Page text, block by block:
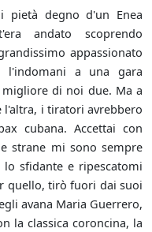
pietà degno d'un Enea
andato scoprendo
appassionato
l'indomani a una gara
di noi due. Ma a
l'altra, i tiratori avrebbero
cubana. Accettai con
strane mi sono sempre
sfidante e ripescatomi
quello, tirò fuori dai suoi
avana Maria Guerrero,
la classica coroncina, la